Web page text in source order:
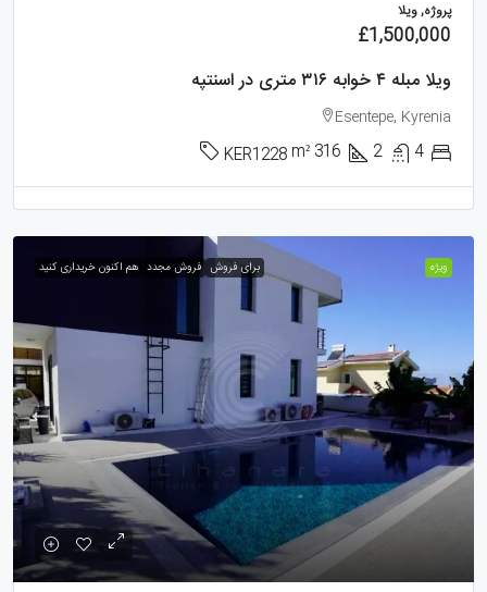
پروژه, ویلا
£1,500,000
ویلا مبله ۴ خوابه ۳۱۶ متری در اسنتپه
Esentepe, Kyrenia
4
2
316
m²
KER1228
ویژه برای فروش فروش مجدد هم اکنون خریداری کنید